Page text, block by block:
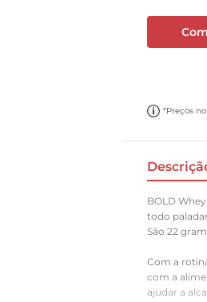
*Preços
BOLD
todo
São 22
Com a
com a
ajudar a